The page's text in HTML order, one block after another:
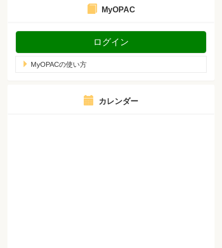
MyOPAC
ログイン
MyOPACの使い方
カレンダー